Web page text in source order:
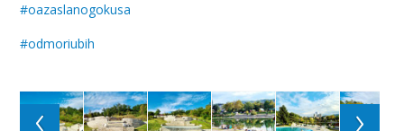
#oazaslanogokusa
#odmoriubih